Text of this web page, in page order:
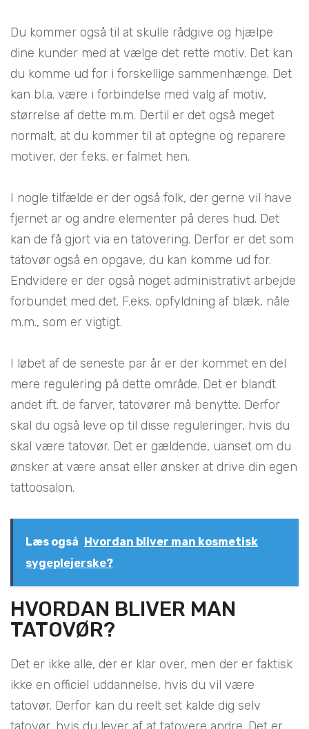
Du kommer også til at skulle rådgive og hjælpe
dine kunder med at vælge det rette motiv. Det kan
du komme ud for i forskellige sammenhænge. Det
kan bl.a. være i forbindelse med valg af motiv,
størrelse af dette m.m. Dertil er det også meget
normalt, at du kommer til at optegne og reparere
motiver, der f.eks. er falmet hen.
I nogle tilfælde er der også folk, der gerne vil have
fjernet ar og andre elementer på deres hud. Det
kan de få gjort via en tatovering. Derfor er det som
tatovør også en opgave, du kan komme ud for.
Endvidere er der også noget administrativt arbejde
forbundet med det. F.eks. opfyldning af blæk, nåle
m.m., som er vigtigt.
I løbet af de seneste par år er der kommet en del
mere regulering på dette område. Det er blandt
andet ift. de farver, tatovører må benytte. Derfor
skal du også leve op til disse reguleringer, hvis du
skal være tatovør. Det er gældende, uanset om du
ønsker at være ansat eller ønsker at drive din egen
tattoosalon.
Læs også Hvordan bliver man kosmetisk
sygeplejerske?
HVORDAN BLIVER MAN
TATOVØR?
Det er ikke alle, der er klar over, men der er faktisk
ikke en officiel uddannelse, hvis du vil være
tatovør. Derfor kan du reelt set kalde dig selv